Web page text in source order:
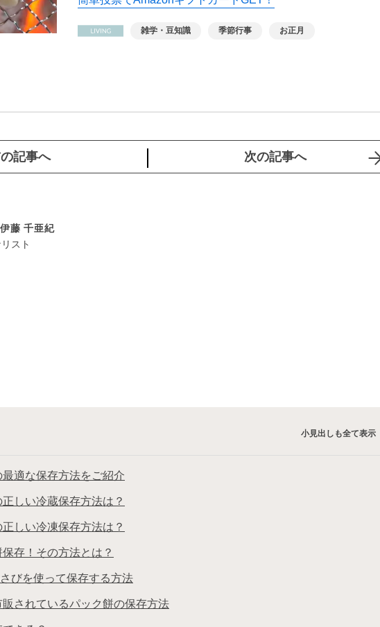
雑学・豆知識 季節行事 お正月
記事へ 次の記事へ
伊藤 千亜紀
スト
小見出しも全て表示
適な保存方法をご紹介
しい冷蔵保存方法は？
しい冷凍保存方法は？
存！その方法とは？
びを使って保存する方法
されているパック餅の保存方法